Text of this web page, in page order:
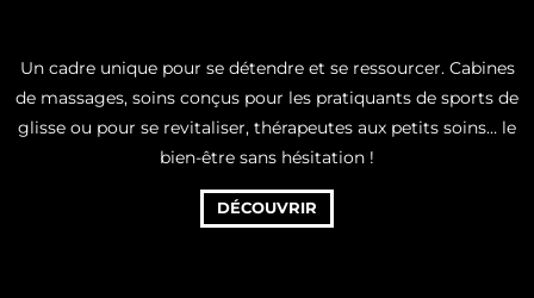
Un cadre unique pour se détendre et se ressourcer. Cabines
de massages, soins conçus pour les pratiquants de sports de
glisse ou pour se revitaliser, thérapeutes aux petits soins… le
bien-être sans hésitation !
DÉCOUVRIR